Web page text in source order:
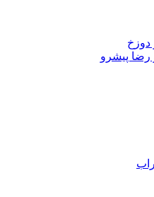
دوزخ
رضا پیشرو